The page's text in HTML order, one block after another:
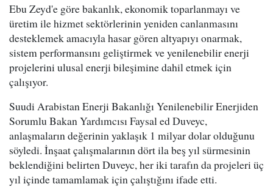
Ebu Zeyd'e göre bakanlık, ekonomik toparlanmayı ve
üretim ile hizmet sektörlerinin yeniden canlanmasını
desteklemek amacıyla hasar gören altyapıyı onarmak,
sistem performansını geliştirmek ve yenilenebilir enerji
projelerini ulusal enerji bileşimine dahil etmek için
çalışıyor.
Suudi Arabistan Enerji Bakanlığı Yenilenebilir Enerjiden
Sorumlu Bakan Yardımcısı Faysal ed Duveyc,
anlaşmaların değerinin yaklaşık 1 milyar dolar olduğunu
söyledi. İnşaat çalışmalarının dört ila beş yıl sürmesinin
beklendiğini belirten Duveyc, her iki tarafın da projeleri üç
yıl içinde tamamlamak için çalıştığını ifade etti.